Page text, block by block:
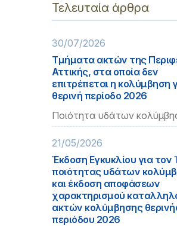
Τελευταία άρθρα
30/07/2026
Τμήματα ακτών της
Αττικής, στα οποία δεν
επιτρέπεται η κολύμβηση
θερινή περίοδο 2026
Ποιότητα υδάτων
21/05/2026
Έκδοση Εγκυκλίου για
ποιότητας υδάτων
και έκδοση αποφάσεων
χαρακτηρισμού
ακτών κολύμβησης
περιόδου 2026